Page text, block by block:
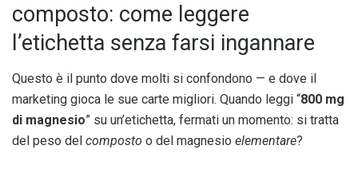
composto: come leggere
l’etichetta senza farsi ingannare
Questo è il punto dove molti si confondono — e dove il
marketing gioca le sue carte migliori. Quando leggi “800 mg
di magnesio” su un’etichetta, fermati un momento: si tratta
del peso del composto o del magnesio elementare?